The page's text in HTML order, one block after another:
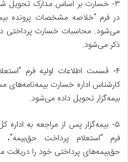
۳- خسارت بر اساس مدارک تحویل
در فرم “خلاصه مشخصات پرونده
می‌شود. محاسبات خسارت پرداختی
ذکر می‌شود.
۴- قسمت اطلاعات اولیه فرم
کارشناس اداره خسارت بیمه‌نامه‌های
بیمه‌گزار تحویل داده می‌شود.
۵- بیمه‌گزار پس از مراجعه به
فرم “استعلام پرداخت
حق‌بیمه‌های پرداختی خود را دریافت